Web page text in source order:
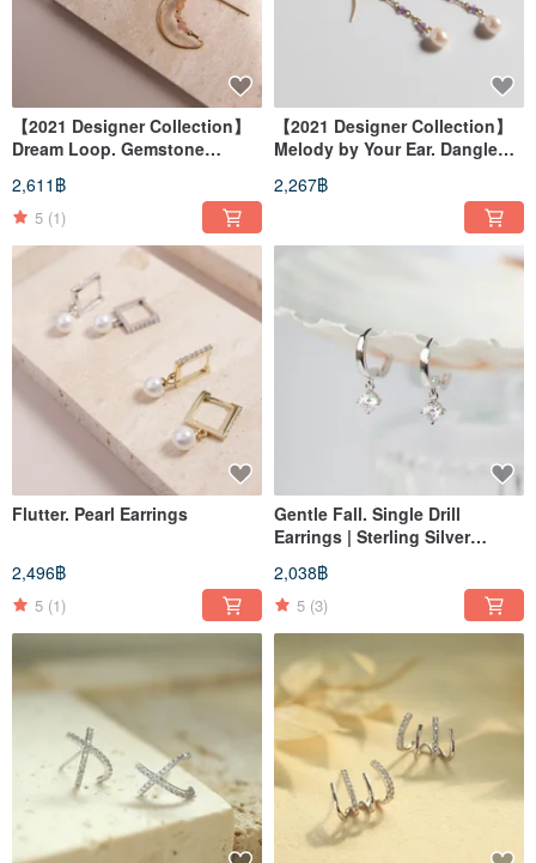
【2021 Designer Collection】
Dream Loop. Gemstone
Earrings Sun Stone Earrings
2,611฿
5 (1)
【2021 Designer Collection】
Melody by Your Ear. Dangle
Earrings
2,267฿
Flutter. Pearl Earrings
2,496฿
5 (1)
Gentle Fall. Single Drill
Earrings | Sterling Silver
Earrings
2,038฿
5 (3)